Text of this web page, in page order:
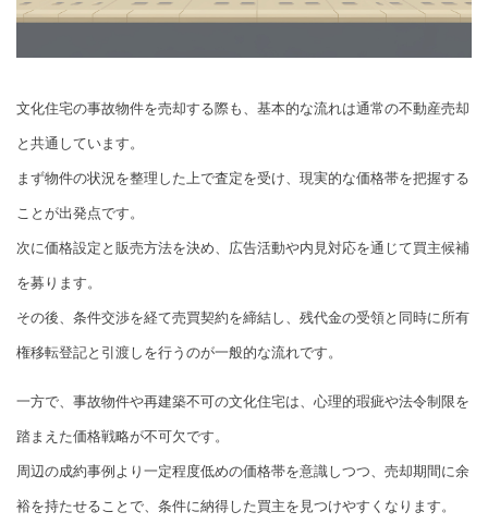
文化住宅の事故物件を売却する際も、基本的な流れは通常の不動産売却
と共通しています。
まず物件の状況を整理した上で査定を受け、現実的な価格帯を把握する
ことが出発点です。
次に価格設定と販売方法を決め、広告活動や内見対応を通じて買主候補
を募ります。
その後、条件交渉を経て売買契約を締結し、残代金の受領と同時に所有
権移転登記と引渡しを行うのが一般的な流れです。
一方で、事故物件や再建築不可の文化住宅は、心理的瑕疵や法令制限を
踏まえた価格戦略が不可欠です。
周辺の成約事例より一定程度低めの価格帯を意識しつつ、売却期間に余
裕を持たせることで、条件に納得した買主を見つけやすくなります。